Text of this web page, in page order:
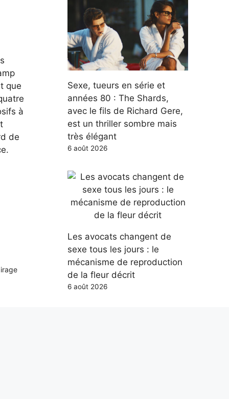
que
à
de
Sexe, tueurs en série et
années 80 : The Shards,
avec le fils de Richard Gere,
est un thriller sombre mais
très élégant
6 août 2026
Les avocats changent de
sexe tous les jours : le
mécanisme de reproduction
de la fleur décrit
6 août 2026